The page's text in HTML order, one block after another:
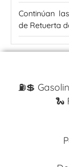
Continúan
de Retuerta
⛽️💲
🐍